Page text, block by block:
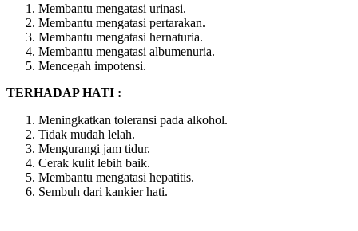
Membantu mengatasi urinasi.
Membantu mengatasi pertarakan.
Membantu mengatasi hernaturia.
Membantu mengatasi albumenuria.
Mencegah impotensi.
TERHADAP HATI :
Meningkatkan toleransi pada alkohol.
Tidak mudah lelah.
Mengurangi jam tidur.
Cerak kulit lebih baik.
Membantu mengatasi hepatitis.
Sembuh dari kankier hati.